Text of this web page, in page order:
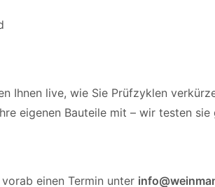
Ihnen live, wie Sie Prüfzyklen
eigenen Bauteile mit – wir testen
einen Termin unter